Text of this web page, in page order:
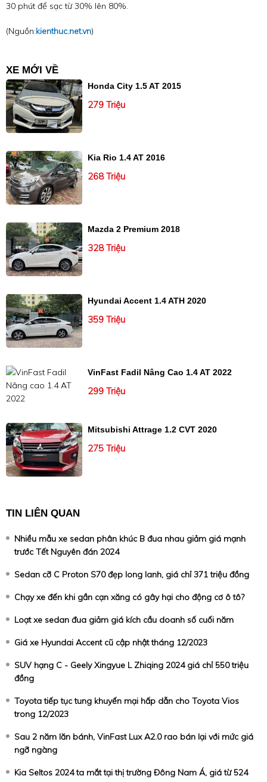
30 phút để sạc từ 30% lên 80%.
(Nguồn:kienthuc.net.vn)
XE MỚI VỀ
Honda City 1.5 AT 2015
279 Triệu
Kia Rio 1.4 AT 2016
268 Triệu
Mazda 2 Premium 2018
328 Triệu
Hyundai Accent 1.4 ATH 2020
359 Triệu
VinFast Fadil Nâng Cao 1.4 AT 2022
299 Triệu
Mitsubishi Attrage 1.2 CVT 2020
275 Triệu
TIN LIÊN QUAN
Nhiều mẫu xe sedan phân khúc B đua nhau giảm giá mạnh
trước Tết Nguyên đán 2024
Sedan cỡ C Proton S70 đẹp long lanh, giá chỉ 371 triệu đồng
Chạy xe đến khi gần cạn xăng có gây hại cho động cơ ô tô?
Loạt xe sedan đua giảm giá kích cầu doanh số cuối năm
Giá xe Hyundai Accent cũ cập nhật tháng 12/2023
SUV hạng C - Geely Xingyue L Zhiqing 2024 giá chỉ 550 triệu
đồng
Toyota tiếp tục tung khuyến mại hấp dẫn cho Toyota Vios
trong 12/2023
Sau 2 năm lăn bánh, VinFast Lux A2.0 rao bán lại với mức giá
ngỡ ngàng
Kia Seltos 2024 ta mắt tại thị trường Đông Nam Á, giá từ 524